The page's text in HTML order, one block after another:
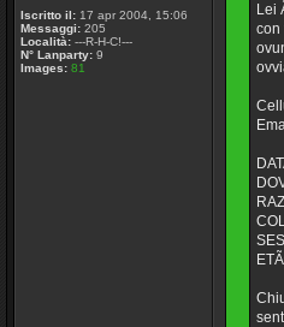
Iscritto il: 17 apr 2004, 15:06
Messaggi: 205
Località: ---R-H-C!---
N° Lanparty: 9
Images: 81
Lei
con